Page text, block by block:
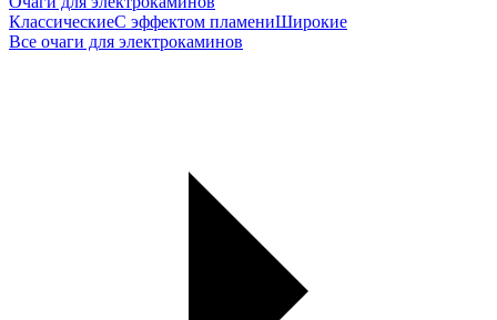
КлассическиеС эффектом пламениШирокие
Все очаги для электрокаминов